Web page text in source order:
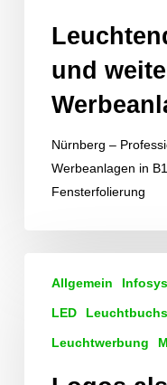
und
Nürnberg –
Werbeanlagen in
Fensterfolierung
Rückleuchter
Laserbuchstaben
Allgemein
LED
Leuchtwerbung